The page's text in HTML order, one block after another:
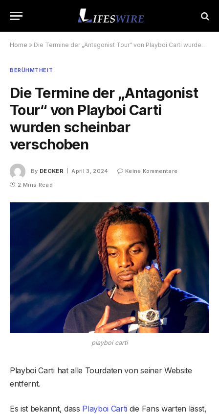
Home » Die Termine der „Antagonist Tour“ von Playboi Carti wurden scheinbar verschoben
BERÜHMTHEIT
Die Termine der „Antagonist
Tour“ von Playboi Carti
wurden scheinbar
verschoben
By DECKER April 3, 2024
Keine Kommentare
2 Mins Read
playboi carti
Playboi Carti hat alle Tourdaten von seiner Website
entfernt.
Es ist bekannt, dass Playboi Carti die Fans warten lässt,